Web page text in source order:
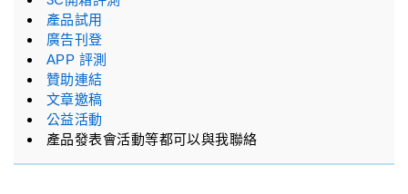
產品試用
廣告刊登
APP 評測
贊助連結
文章邀稿
公益活動
產品發表會活動等都可以與我聯絡